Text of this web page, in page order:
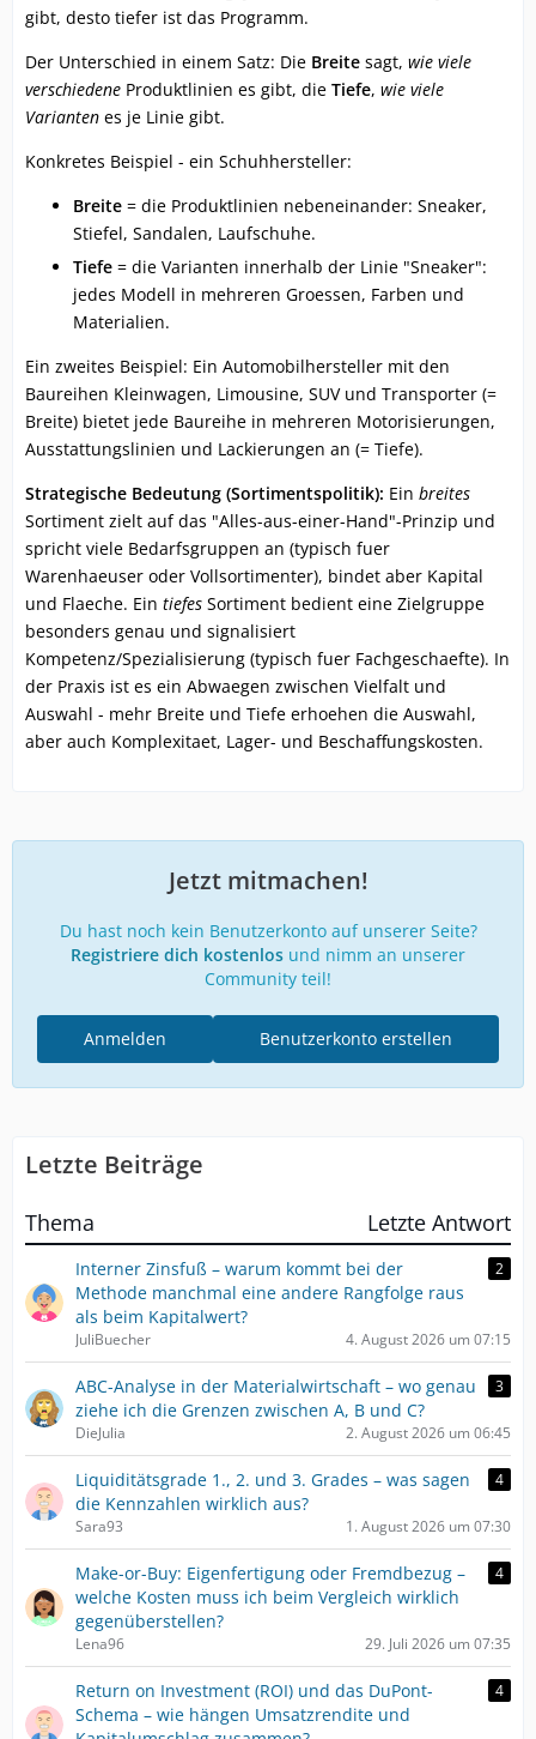
gibt, desto tiefer ist das Programm.
Der Unterschied in einem Satz: Die Breite sagt, wie viele
verschiedene Produktlinien es gibt, die Tiefe, wie viele
Varianten es je Linie gibt.
Konkretes Beispiel - ein Schuhhersteller:
Breite = die Produktlinien nebeneinander: Sneaker,
Stiefel, Sandalen, Laufschuhe.
Tiefe = die Varianten innerhalb der Linie "Sneaker":
jedes Modell in mehreren Groessen, Farben und
Materialien.
Ein zweites Beispiel: Ein Automobilhersteller mit den
Baureihen Kleinwagen, Limousine, SUV und Transporter (=
Breite) bietet jede Baureihe in mehreren Motorisierungen,
Ausstattungslinien und Lackierungen an (= Tiefe).
Strategische Bedeutung (Sortimentspolitik): Ein breites
Sortiment zielt auf das "Alles-aus-einer-Hand"-Prinzip und
spricht viele Bedarfsgruppen an (typisch fuer
Warenhaeuser oder Vollsortimenter), bindet aber Kapital
und Flaeche. Ein tiefes Sortiment bedient eine Zielgruppe
besonders genau und signalisiert
Kompetenz/Spezialisierung (typisch fuer Fachgeschaefte). In
der Praxis ist es ein Abwaegen zwischen Vielfalt und
Auswahl - mehr Breite und Tiefe erhoehen die Auswahl,
aber auch Komplexitaet, Lager- und Beschaffungskosten.
Jetzt mitmachen!
Du hast noch kein Benutzerkonto auf unserer Seite?
Registriere dich kostenlos und nimm an unserer
Community teil!
Benutzerkonto erstellen
Anmelden
Letzte Beiträge
Thema Letzte Antwort
Interner Zinsfuß – warum kommt bei der
Methode manchmal eine andere Rangfolge raus
als beim Kapitalwert?
2
JuliBuecher 4. August 2026 um 07:15
ABC-Analyse in der Materialwirtschaft – wo genau
ziehe ich die Grenzen zwischen A, B und C?
3
DieJulia 2. August 2026 um 06:45
Liquiditätsgrade 1., 2. und 3. Grades – was sagen
die Kennzahlen wirklich aus?
4
Sara93 1. August 2026 um 07:30
Make-or-Buy: Eigenfertigung oder Fremdbezug –
welche Kosten muss ich beim Vergleich wirklich
gegenüberstellen?
4
Lena96 29. Juli 2026 um 07:35
Return on Investment (ROI) und das DuPont-
Schema – wie hängen Umsatzrendite und
4